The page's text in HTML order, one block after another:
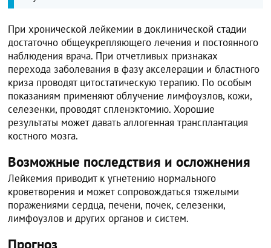
При хронической лейкемии в доклинической стадии
достаточно общеукрепляющего лечения и постоянного
наблюдения врача. При отчетливых признаках
перехода заболевания в фазу акселерации и бластного
криза проводят цитостатическую терапию. По особым
показаниям применяют облучение лимфоузлов, кожи,
селезенки, проводят спленэктомию. Хорошие
результаты может давать аллогенная трансплантация
костного мозга.
Возможные последствия и осложнения
Лейкемия приводит к угнетению нормального
кроветворения и может сопровождаться тяжелыми
поражениями сердца, печени, почек, селезенки,
лимфоузлов и других органов и систем.
Прогноз